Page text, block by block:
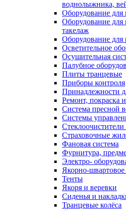
воднолыжника,
Оборудование
Оборудование для
такелаж
Оборудование для
Осветительное
Осушительная
Палубное
Плиты транцевые
Приборы контроля
Принадлежности
Ремонт, покраска
Система пресной
Системы
Стеклоочистители
Страховочные
Фановая система
Фурнитура,
Электро-
Якорно-швартовое
Тенты
Якоря и веревки
Сиденья и
Транцевые колёса